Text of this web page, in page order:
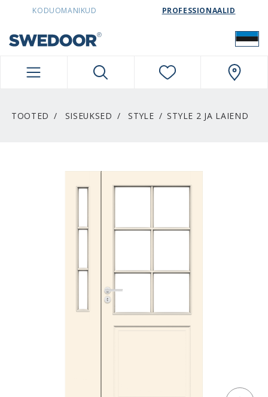
SWEDOORESTONIA NAVIGATION
KODUOMANIKUD PROFESSIONAALID
TOOTED SISEUKSED STYLE STYLE 2 JA LAIEND